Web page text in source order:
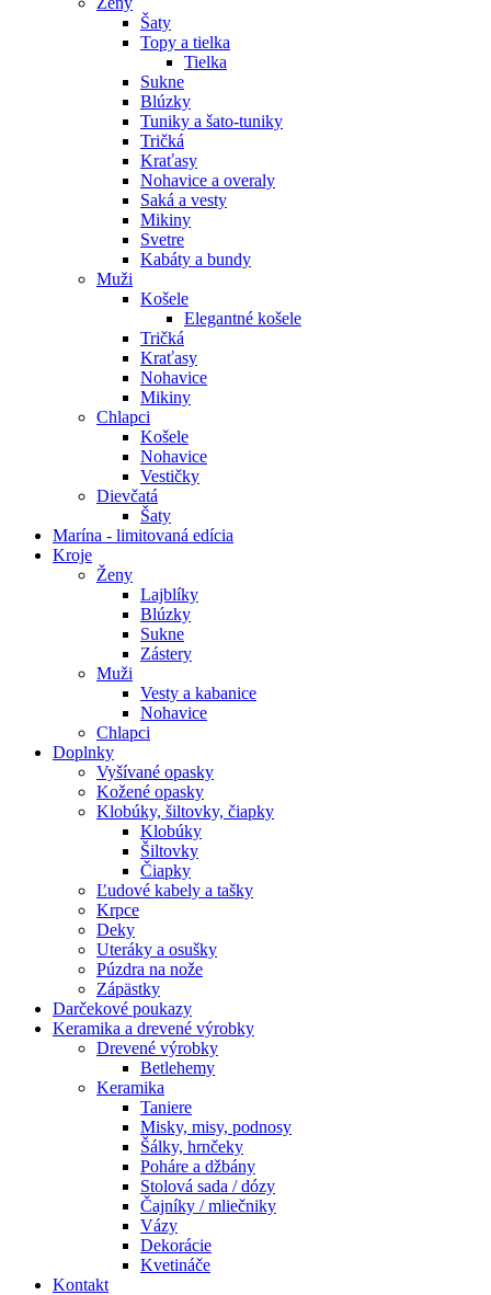
Šaty
Topy a tielka
Tielka
Sukne
Blúzky
Tuniky a šato-tuniky
Tričká
Kraťasy
Nohavice a overaly
Saká a vesty
Mikiny
Svetre
Kabáty a bundy
Muži
Košele
Elegantné košele
Tričká
Kraťasy
Nohavice
Mikiny
Chlapci
Košele
Nohavice
Vestičky
Dievčatá
Šaty
Marína - limitovaná edícia
Kroje
Ženy
Lajblíky
Blúzky
Sukne
Zástery
Muži
Vesty a kabanice
Nohavice
Chlapci
Doplnky
Vyšívané opasky
Kožené opasky
Klobúky, šiltovky, čiapky
Klobúky
Šiltovky
Čiapky
Ľudové kabely a tašky
Krpce
Deky
Uteráky a osušky
Púzdra na nože
Zápästky
Darčekové poukazy
Keramika a drevené výrobky
Drevené výrobky
Betlehemy
Keramika
Taniere
Misky, misy, podnosy
Šálky, hrnčeky
Poháre a džbány
Stolová sada / dózy
Čajníky / mliečniky
Vázy
Dekorácie
Kvetináče
Kontakt